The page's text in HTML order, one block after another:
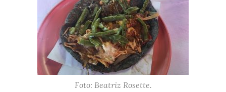
Foto: Beatriz Rosette.